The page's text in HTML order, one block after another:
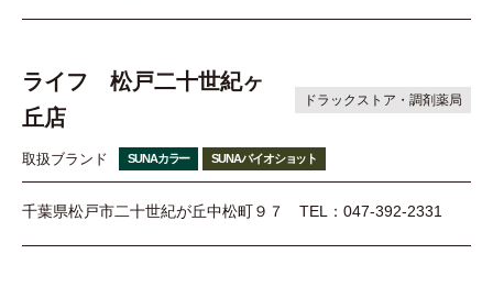
ライフ 松戸二十世紀ヶ
丘店
ドラックストア・調剤薬局
取扱ブランド SUNAカラー SUNAバイオショット
千葉県松戸市二十世紀が丘中松町９７ TEL：047-392-2331